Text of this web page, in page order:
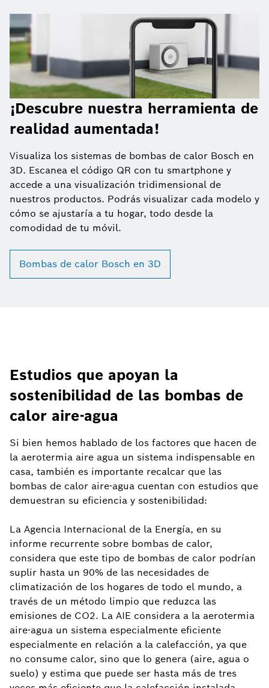
¡Descubre nuestra herramienta de
realidad aumentada!
Visualiza los sistemas de bombas de calor Bosch en
3D. Escanea el código QR con tu smartphone y
accede a una visualización tridimensional de
nuestros productos. Podrás visualizar cada modelo y
cómo se ajustaría a tu hogar, todo desde la
comodidad de tu móvil.
Bombas de calor Bosch en 3D
Estudios que apoyan la
sostenibilidad de las bombas de
calor aire-agua
Si bien hemos hablado de los factores que hacen de
la aerotermia aire agua un sistema indispensable en
casa, también es importante recalcar que las
bombas de calor aire-agua cuentan con estudios que
demuestran su eficiencia y sostenibilidad:
La Agencia Internacional de la Energía, en su
informe recurrente sobre bombas de calor,
considera que este tipo de bombas de calor podrían
suplir hasta un 90% de las necesidades de
climatización de los hogares de todo el mundo, a
través de un método limpio que reduzca las
emisiones de CO2. La AIE considera a la aerotermia
aire-agua un sistema especialmente eficiente
especialmente en relación a la calefacción, ya que
no consume calor, sino que lo genera (aire, agua o
suelo) y estima que puede ser hasta más de tres